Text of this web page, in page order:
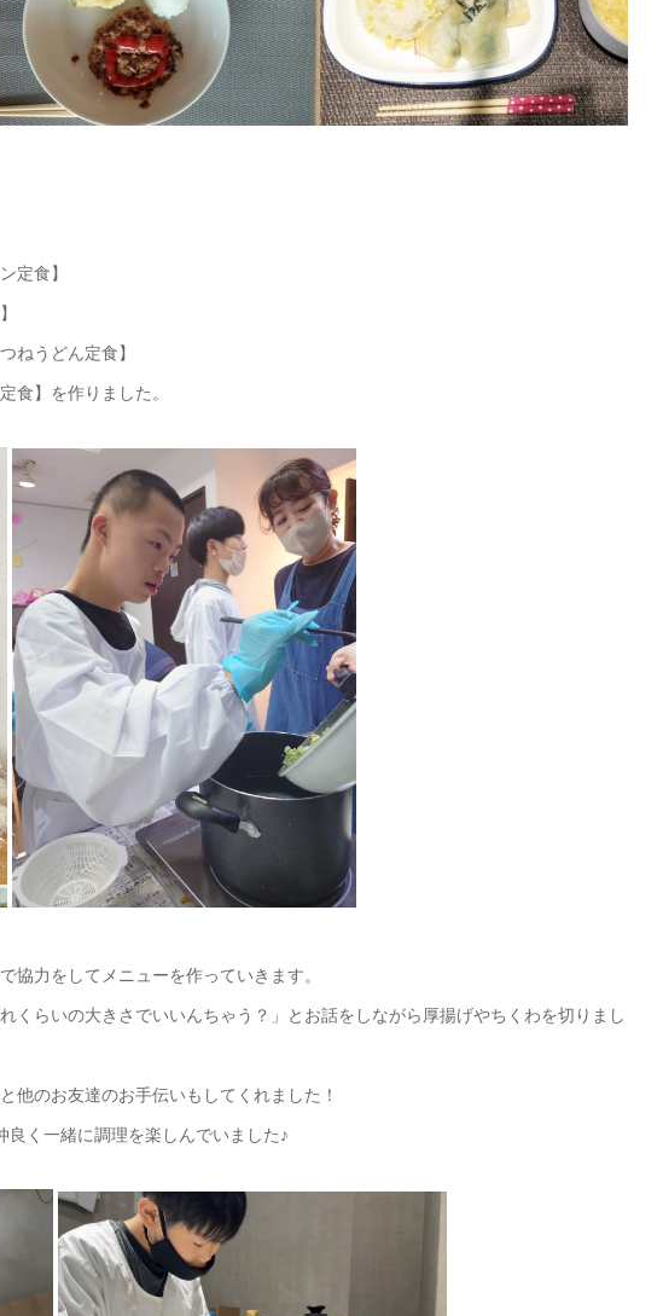
定食】
ねうどん定食】
食】を作りました。
協力をしてメニューを作っていきます。
くらいの大きさでいいんちゃう？」とお話をしながら厚揚げやちくわを切りまし
他のお友達のお手伝いもしてくれました！
く一緒に調理を楽しんでいました♪